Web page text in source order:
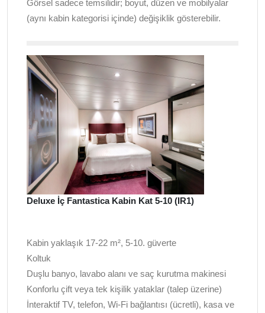
Görsel sadece temsilidir; boyut, düzen ve mobilyalar
(aynı kabin kategorisi içinde) değişiklik gösterebilir.
Deluxe İç Fantastica Kabin Kat 5-10 (IR1)
Kabin yaklaşık 17-22 m², 5-10. güverte
Koltuk
Duşlu banyo, lavabo alanı ve saç kurutma makinesi
Konforlu çift veya tek kişilik yataklar (talep üzerine)
İnteraktif TV, telefon, Wi-Fi bağlantısı (ücretli), kasa ve